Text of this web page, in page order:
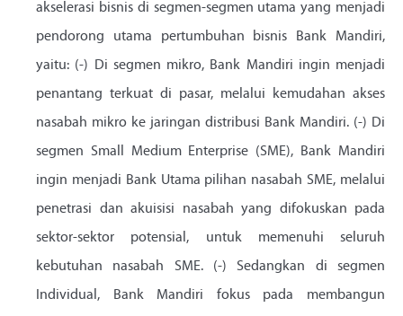
akselerasi bisnis di segmen-segmen utama yang menjadi
pendorong utama pertumbuhan bisnis Bank Mandiri,
yaitu: (-) Di segmen mikro, Bank Mandiri ingin menjadi
penantang terkuat di pasar, melalui kemudahan akses
nasabah mikro ke jaringan distribusi Bank Mandiri. (-) Di
segmen Small Medium Enterprise (SME), Bank Mandiri
ingin menjadi Bank Utama pilihan nasabah SME, melalui
penetrasi dan akuisisi nasabah yang difokuskan pada
sektor-sektor potensial, untuk memenuhi seluruh
kebutuhan nasabah SME. (-) Sedangkan di segmen
Individual, Bank Mandiri fokus pada membangun